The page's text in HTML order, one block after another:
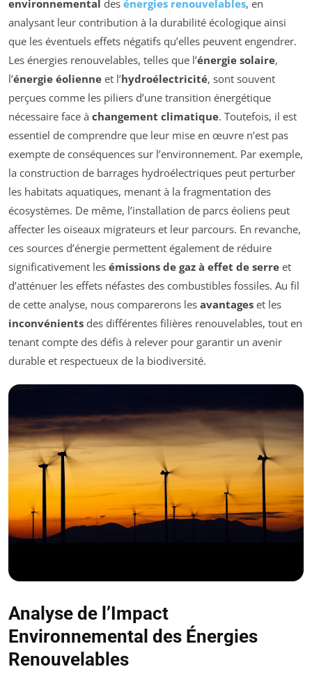
environnemental des énergies renouvelables, en
analysant leur contribution à la durabilité écologique ainsi
que les éventuels effets négatifs qu’elles peuvent engendrer.
Les énergies renouvelables, telles que l’énergie solaire,
l’énergie éolienne et l’hydroélectricité, sont souvent
perçues comme les piliers d’une transition énergétique
nécessaire face à changement climatique. Toutefois, il est
essentiel de comprendre que leur mise en œuvre n’est pas
exempte de conséquences sur l’environnement. Par exemple,
la construction de barrages hydroélectriques peut perturber
les habitats aquatiques, menant à la fragmentation des
écosystèmes. De même, l’installation de parcs éoliens peut
affecter les oiseaux migrateurs et leur parcours. En revanche,
ces sources d’énergie permettent également de réduire
significativement les émissions de gaz à effet de serre et
d’atténuer les effets néfastes des combustibles fossiles. Au fil
de cette analyse, nous comparerons les avantages et les
inconvénients des différentes filières renouvelables, tout en
tenant compte des défis à relever pour garantir un avenir
durable et respectueux de la biodiversité.
Analyse de l’Impact
Environnemental des Énergies
Renouvelables